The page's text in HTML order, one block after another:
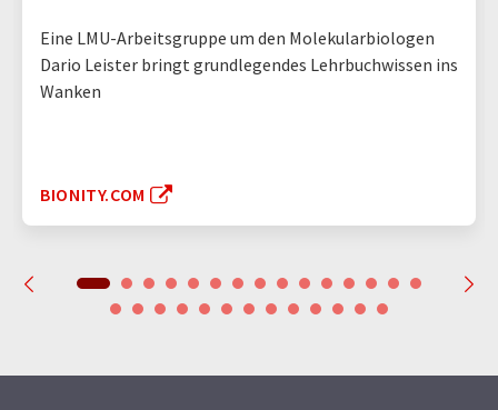
Eine LMU-Arbeitsgruppe um den Molekularbiologen
Dario Leister bringt grundlegendes Lehrbuchwissen ins
Wanken
BIONITY.COM